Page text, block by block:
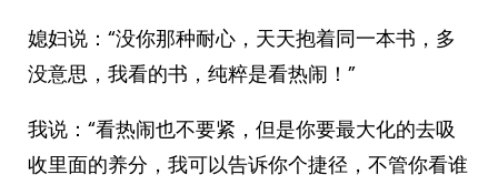
媳妇说：“没你那种耐心，天天抱着同一本书，多
没意思，我看的书，纯粹是看热闹！”
我说：“看热闹也不要紧，但是你要最大化的去吸
收里面的养分，我可以告诉你个捷径，不管你看谁